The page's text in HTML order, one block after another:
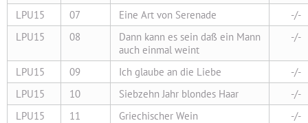
LPU15 07 Eine Art von Serenade
-/-
LPU15
08
Dann kann es sein daß ein Mann
auch einmal weint
-/-
LPU15 09 Ich glaube an die Liebe
-/-
LPU15
10 Siebzehn Jahr blondes Haar
-/-
LPU15
11 Griechischer Wein
-/-